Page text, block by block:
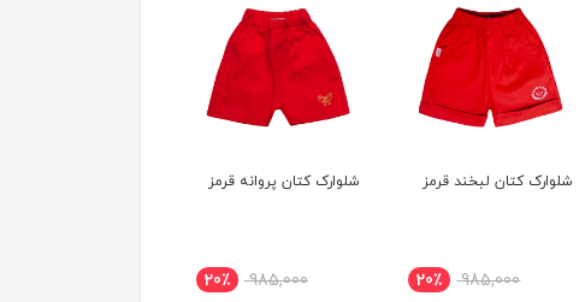
شلوارک کتان پروانه قرمز
985,000 20٪
شلوارک کتان پروانه خردلی
985,000 20٪